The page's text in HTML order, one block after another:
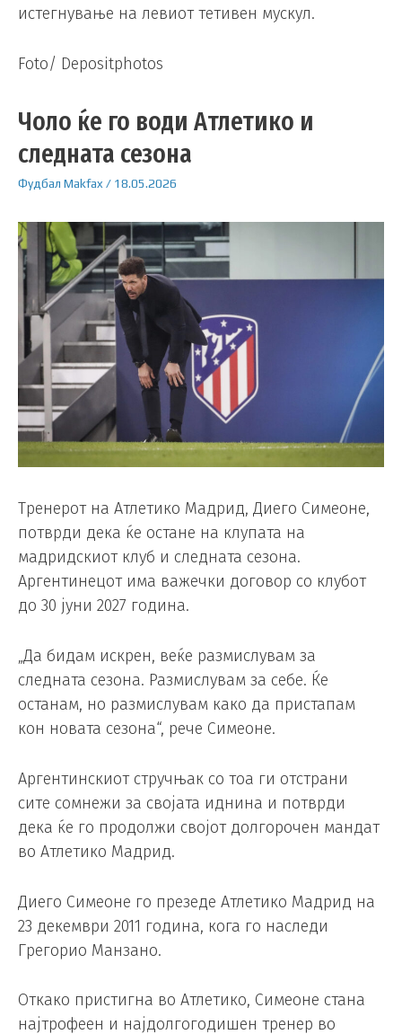
истегнување на левиот тетивен мускул.
Foto/ Depositphotos
Чоло ќе го води Атлетико и
следната сезона
Фудбал Makfax/ 18.05.2026
Тренерот на Атлетико Мадрид, Диего Симеоне,
потврди дека ќе остане на клупата на
мадридскиот клуб и следната сезона.
Аргентинецот има важечки договор со клубот
до 30 јуни 2027 година.
„Да бидам искрен, веќе размислувам за
следната сезона. Размислувам за себе. Ќе
останам, но размислувам како да пристапам
кон новата сезона“, рече Симеоне.
Аргентинскиот стручњак со тоа ги отстрани
сите сомнежи за својата иднина и потврди
дека ќе го продолжи својот долгорочен мандат
во Атлетико Мадрид.
Диего Симеоне го презеде Атлетико Мадрид на
23 декември 2011 година, кога го наследи
Грегорио Манзано.
Откако пристигна во Атлетико, Симеоне стана
најтрофеен и најдолгогодишен тренер во